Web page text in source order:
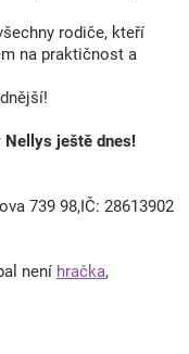
rodiče, kteří
na praktičnost a
Nellys ještě dnes!
739 98,IČ: 28613902
není hračka,